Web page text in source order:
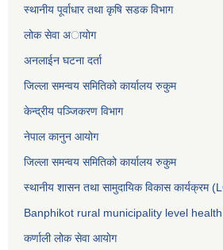
स्थानीय पूर्वाधार तथा कृषि सडक विभाग
लोक सेवा अायाेग
अनलाईन घटना दर्ता
जिल्ला समन्वय समितिको कार्यालय रुकुम
केन्द्रीय पञ्जिकरण विभाग
नेपाल कानुन आयोग
जिल्ला समन्वय समितिको कार्यालय रुकुम
स्थानीय शासन तथा सामुदायिक विकास कार्यक्रम
Banphikot rural municipality level
कर्णाली लोक सेवा आयाेग